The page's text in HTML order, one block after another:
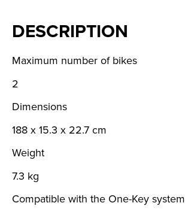
DESCRIPTION
Maximum number of bikes
2
Dimensions
188 x 15.3 x 22.7 cm
Weight
7.3 kg
Compatible with the One-Key system